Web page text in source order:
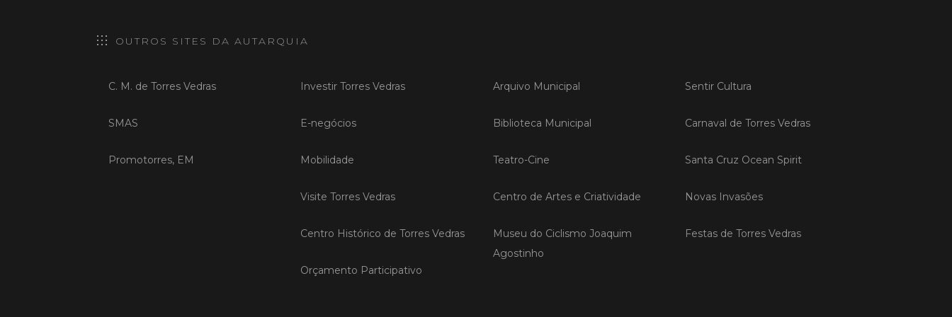
Torres Vedras recebeu a 13.ª
A Semana INOV-E – Empreender em Torres
empresarial e especialistas num conjunto de
competências empreendedoras.
OUTROS SITES DA AUTARQUIA
C. M. de Torres Vedras
SMAS
Promotorres, EM
Investir Torres Vedras
E-negócios
Mobilidade
Visite Torres Vedras
Centro Histórico de Torres Vedras
Orçamento Participativo
Arquivo Municipal
Biblioteca Municipal
Teatro-Cine
Centro de Artes e Criatividade
Museu do Ciclismo Joaquim
Agostinho
Sentir Cultura
Carnaval de Torres Vedras
Santa Cruz Ocean Spirit
Novas Invasões
Festas de Torres Vedras